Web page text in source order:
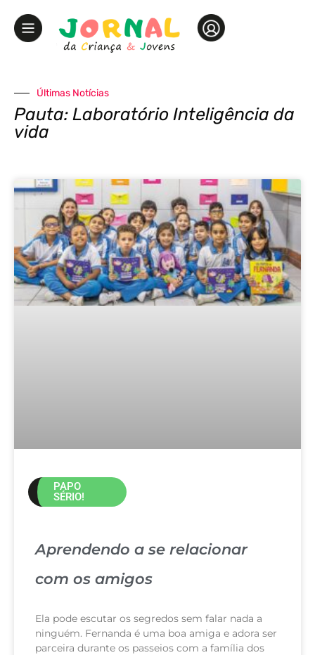
Últimas Notícias
Pauta: Laboratório Inteligência da
vida
PAPO
SÉRIO!
Aprendendo a se relacionar
com os amigos
Ela pode escutar os segredos sem falar nada a
ninguém. Fernanda é uma boa amiga e adora ser
parceira durante os passeios com a família dos